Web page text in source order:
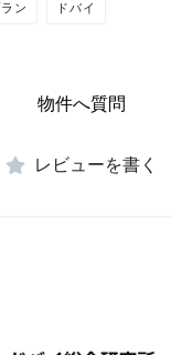
ン ドバイ
物件へ質問
レビューを書く